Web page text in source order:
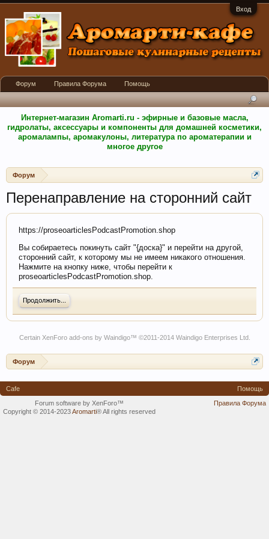
Вход
Интернет-магазин Aromarti.ru - эфирные и базовые масла,
гидролаты, аксессуары и компоненты для домашней косметики,
аромалампы, аромакулоны, литература по ароматерапии и
многое другое
Форум
Перенаправление на сторонний сайт
https://proseoarticlesPodcastPromotion.shop
Вы собираетесь покинуть сайт "{доска}" и перейти на другой,
сторонний сайт, к которому мы не имеем никакого отношения.
Нажмите на кнопку ниже, чтобы перейти к
proseoarticlesPodcastPromotion.shop.
Продолжить...
Certain XenForo add-ons by Waindigo™ ©2011-2014 Waindigo Enterprises Ltd.
Форум
Форум Правила Форума Помощь
Cafe
Помощь
Правила Форума
Forum software by XenForo™
Copyright © 2014-2023Aromarti®All rights reserved